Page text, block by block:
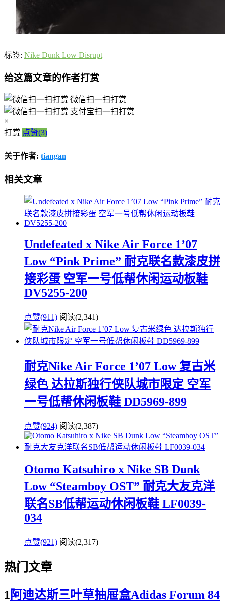
标签: Nike Dunk Low Disrupt
给这篇文章的作者打赏
微信扫一扫打赏
支付宝扫一扫打赏
×
打赏 点赞(3)
关于作者: tiangan
相关文章
Undefeated x Nike Air Force 1’07
Low “Pink Prime” 耐克联名款漆皮拼
接彩蛋 空军一号低帮休闲运动板鞋
DV5255-200
点赞(911) 阅读(2,341)
耐克Nike Air Force 1’07 Low 复古米
绿色 达拉斯独行侠队城市限定 空军
一号低帮休闲板鞋 DD5969-899
点赞(924) 阅读(2,387)
Otomo Katsuhiro x Nike SB Dunk
Low “Steamboy OST” 耐克大友克洋
联名SB低帮运动休闲板鞋 LF0039-
034
点赞(921) 阅读(2,317)
热门文章
1 阿迪达斯三叶草抽屉盒Adidas Forum 84